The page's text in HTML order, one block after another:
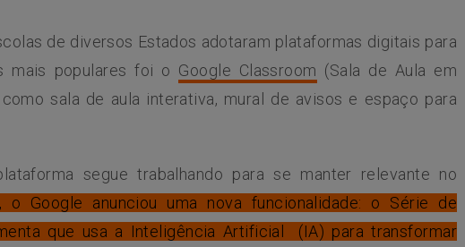
de diversos Estados adotaram plataformas digitais para
mais populares foi o Google Classroom (Sala de Aula em
sala de aula interativa, mural de avisos e espaço para
segue trabalhando para se manter relevante no
o Google anunciou uma nova funcionalidade: o Série de
que usa a Inteligência Artificial (IA) para transformar